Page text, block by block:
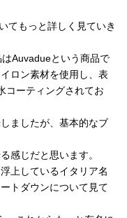
てもっと詳しく見ていき
Auvadueという商品で
ロン素材を使用し、表
コーティングされてお
ましたが、基本的なブ
感じだと思います。
上しているイタリア名
トダウンについて見て